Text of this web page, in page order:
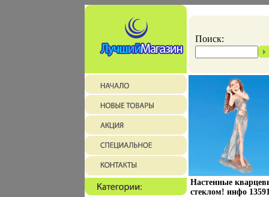
Поиск:
Настенные
стеклом! инфо